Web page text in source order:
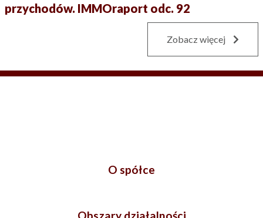
przychodów. IMMOraport odc. 92
Zobacz więcej
O spółce